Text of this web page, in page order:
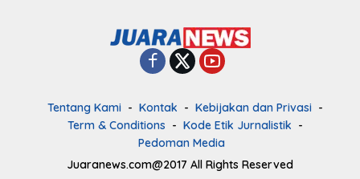
Tentang Kami Kontak
Kebijakan dan Privasi
Term & Conditions
Kode Etik Jurnalistik
Pedoman Media
Juaranews.com@2017 All Rights Reserved